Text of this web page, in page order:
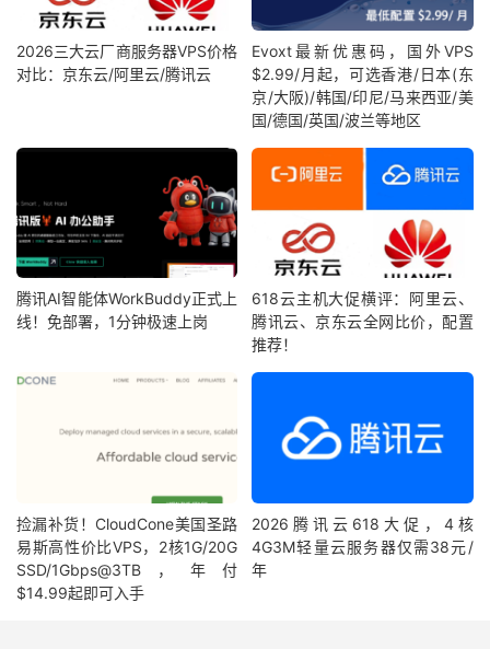
2026三大云厂商服务器VPS价格
对比：京东云/阿里云/腾讯云
Evoxt最新优惠码，国外VPS
$2.99/月起，可选香港/日本(东
京/大阪)/韩国/印尼/马来西亚/美
国/德国/英国/波兰等地区
腾讯AI智能体WorkBuddy正式上
线！免部署，1分钟极速上岗
618云主机大促横评：阿里云、
腾讯云、京东云全网比价，配置
推荐！
捡漏补货！CloudCone美国圣路
易斯高性价比VPS，2核1G/20G
SSD/1Gbps@3TB，年付
$14.99起即可入手
2026腾讯云618大促，4核
4G3M轻量云服务器仅需38元/
年